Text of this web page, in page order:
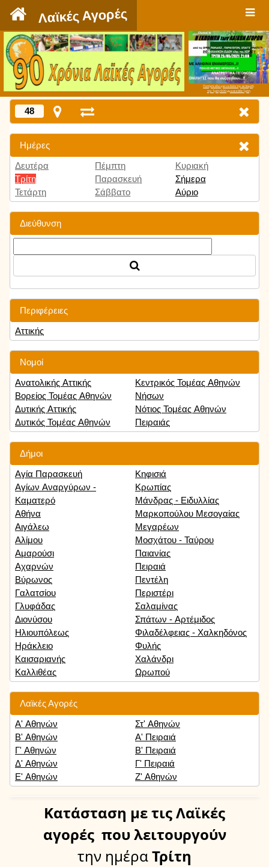
Λαϊκές Αγορές
Πατήστε εδώ για να δείτε την εκπομπή
την Τρίτη 9:00 μμ και κάθε Τρίτη
48
Ημέρες
Δευτέρα
Τρίτη
Τετάρτη
Πέμπτη
Παρασκευή
Σάββατο
Κυριακή
Σήμερα
Αύριο
Διεύθυνση
Περιφέρειες
Αττικής
Νομοί
Ανατολικής Αττικής
Βορείος Τομέας Αθηνών
Δυτικής Αττικής
Δυτικός Τομέας Αθηνών
Κεντρικός Τομέας Αθηνών
Νήσων
Νότιος Τομέας Αθηνών
Πειραιάς
Δήμοι
Αγία Παρασκευή
Αγίων Αναργύρων -
Καματερό
Αθήνα
Αιγάλεω
Αλίμου
Αμαρούσι
Αχαρνών
Βύρωνος
Γαλατσίου
Γλυφάδας
Διονύσου
Ηλιουπόλεως
Ηράκλειο
Καισαριανής
Καλλιθέας
Κηφισιά
Κρωπίας
Μάνδρας - Ειδυλλίας
Μαρκοπούλου Μεσογαίας
Μεγαρέων
Μοσχάτου - Ταύρου
Παιανίας
Πειραιά
Πεντέλη
Περιστέρι
Σαλαμίνας
Σπάτων - Αρτέμιδος
Φιλαδέλφειας - Χαλκηδόνος
Φυλής
Χαλάνδρι
Ωρωπού
Λαϊκές Αγορές
Α' Αθηνών
Β' Αθηνών
Γ' Αθηνών
Δ' Αθηνών
Ε' Αθηνών
Στ' Αθηνών
Α' Πειραιά
Β' Πειραιά
Γ' Πειραιά
Ζ' Αθηνών
Κατάσταση με τις Λαϊκές
αγορές που λειτουργούν
την ημέραΤρίτη